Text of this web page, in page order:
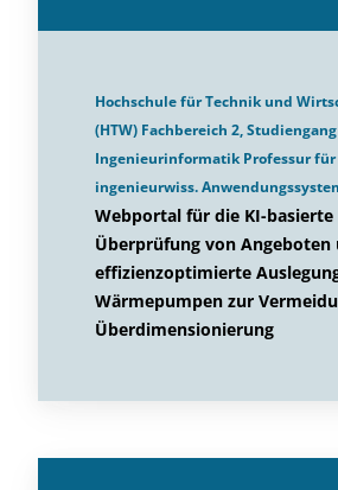
Hochschule für Technik und
(HTW) Fachbereich 2, Studiengang
Ingenieurinformatik Professur für
ingenieurwiss.
Webportal für die KI-basierte
Überprüfung von Angeboten
effizienzoptimierte
Wärmepumpen zur
Überdimensionierung